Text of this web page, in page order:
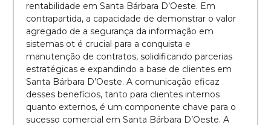
rentabilidade em Santa Bárbara D’Oeste. Em
contrapartida, a capacidade de demonstrar o valor
agregado de a segurança da informação em
sistemas ot é crucial para a conquista e
manutenção de contratos, solidificando parcerias
estratégicas e expandindo a base de clientes em
Santa Bárbara D’Oeste. A comunicação eficaz
desses benefícios, tanto para clientes internos
quanto externos, é um componente chave para o
sucesso comercial em Santa Bárbara D’Oeste. A